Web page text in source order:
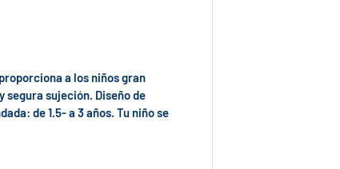
a los niños gran
segura sujeción. Diseño de
de 1.5- a 3 años. Tu niño se